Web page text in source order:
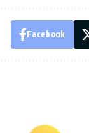
Facebook